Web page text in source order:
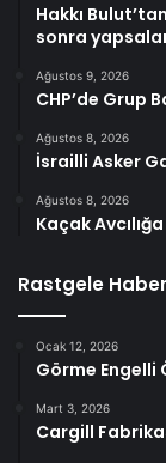
Hakkı
sonra
Ağustos 9, 2026
CHP’de Grup
Ağustos 8, 2026
İsrailli Asker
Ağustos 8, 2026
Kaçak
Rastgele
Ocak 12, 2026
Görme Engelli
Mart 3, 2026
Cargill